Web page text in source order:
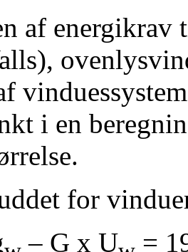
af
i en
for
– G x U
=